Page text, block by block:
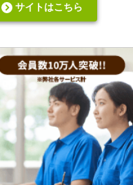
サイトはこちら